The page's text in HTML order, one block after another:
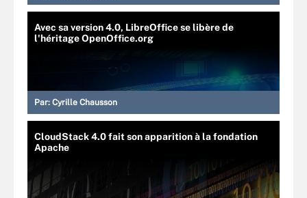
Avec sa version 4.0, LibreOffice se libère de
l'héritage OpenOffice.org
Par: Cyrille Chausson
CloudStack 4.0 fait son apparition à la fondation
Apache